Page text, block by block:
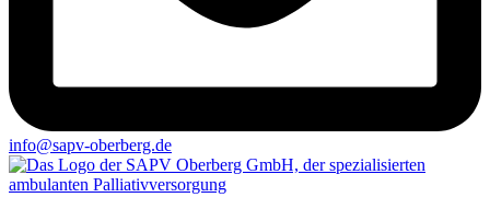
info@sapv-oberberg.de